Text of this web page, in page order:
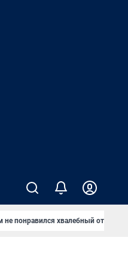
не понравился хвалебный отзыв о